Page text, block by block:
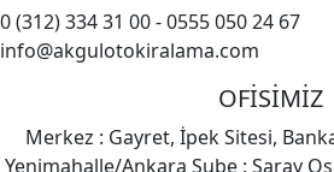
0 (312) 334 31 00 - 0555 050 24 67
info@akgulotokiralama.com
OFİSİMİZ
Merkez : Gayret, İpek Sitesi,
Yenimahalle/Ankara Şube : Saray